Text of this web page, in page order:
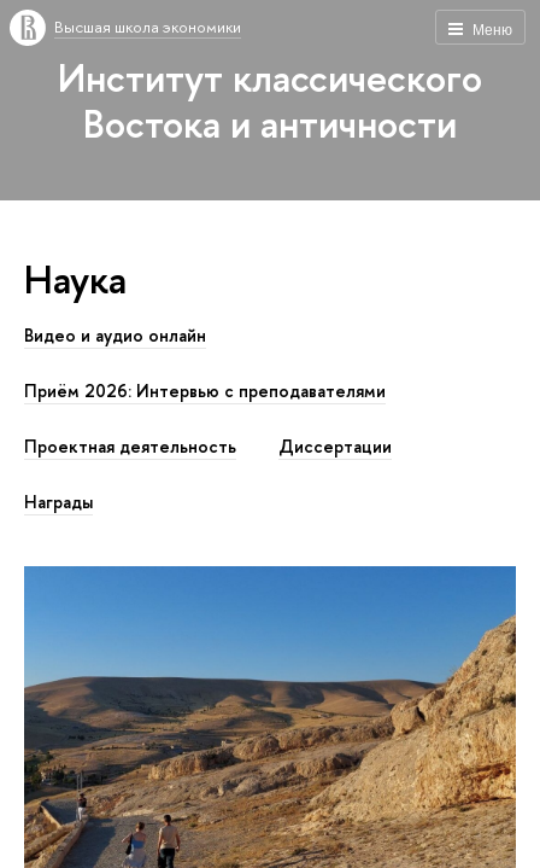
Меню
Высшая школа экономики
Институт классического
Востока и античности
Наука
Видео и аудио онлайн
Приём 2026: Интервью с преподавателями
Проектная деятельность Диссертации
Награды